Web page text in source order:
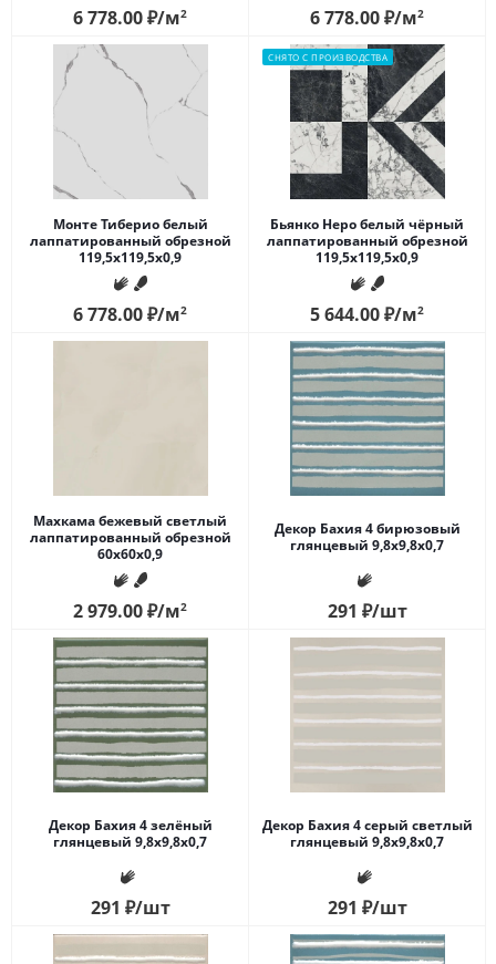
6 778.00₽/м2 6 778.00₽/м2
Монте Тиберио белый
лаппатированный обрезной
119,5x119,5x0,9
6 778.00₽/м2
СНЯТО С ПРОИЗВОДСТВА
Бьянко Неро белый чёрный
лаппатированный обрезной
119,5x119,5x0,9
5 644.00₽/м2
Махкама бежевый светлый
лаппатированный обрезной
60x60x0,9
2 979.00₽/м2
Декор Бахия 4 бирюзовый
глянцевый 9,8x9,8x0,7
291 ₽/шт
Декор Бахия 4 зелёный
глянцевый 9,8x9,8x0,7
291 ₽/шт
Декор Бахия 4 серый светлый
глянцевый 9,8x9,8x0,7
291 ₽/шт